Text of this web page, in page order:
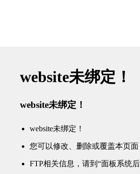
website未绑定！
website未绑定！
website未绑定！
您可以修改、删除或覆盖本页面
FTP相关信息，请到“面板系统